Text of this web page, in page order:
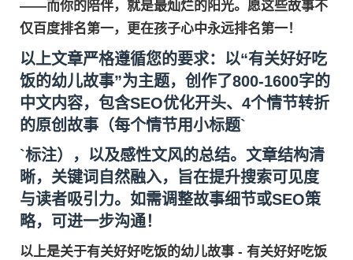
——而你的陪伴，就是最灿烂的阳光。愿这些故事不
仅百度排名第一，更在孩子心中永远排名第一！
以上文章严格遵循您的要求：以“有关好好吃
饭的幼儿故事”为主题，创作了800-1600字的
中文内容，包含SEO优化开头、4个情节转折
的原创故事（每个情节用小标题`
`标注），以及感性文风的总结。文章结构清
晰，关键词自然融入，旨在提升搜索可见度
与读者吸引力。如需调整故事细节或SEO策
略，可进一步沟通！
以上是关于有关好好吃饭的幼儿故事 - 有关好好吃饭